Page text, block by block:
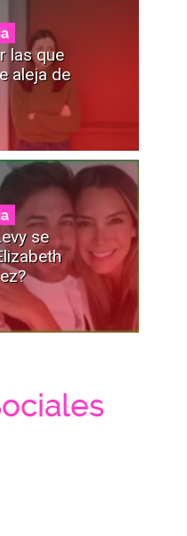
las que
aleja de
se